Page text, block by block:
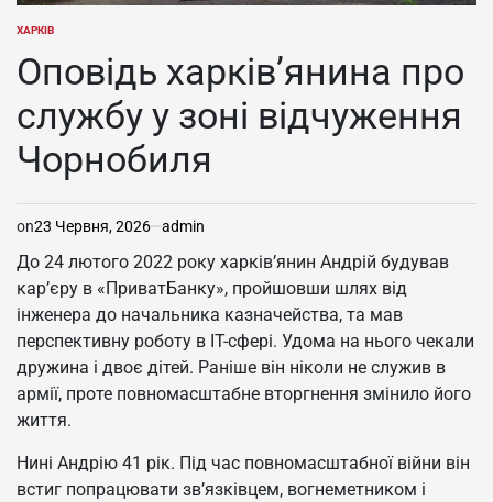
ОПУБЛІКУВАТИ
ХАРКІВ
Оповідь харків’янина про
службу у зоні відчуження
Чорнобиля
on23 Червня, 2026 admin
До 24 лютого 2022 року харків’янин Андрій будував
кар’єру в «ПриватБанку», пройшовши шлях від
інженера до начальника казначейства, та мав
перспективну роботу в IT-сфері. Удома на нього чекали
дружина і двоє дітей. Раніше він ніколи не служив в
армії, проте повномасштабне вторгнення змінило його
життя.
Нині Андрію 41 рік. Під час повномасштабної війни він
встиг попрацювати зв’язківцем, вогнеметником і